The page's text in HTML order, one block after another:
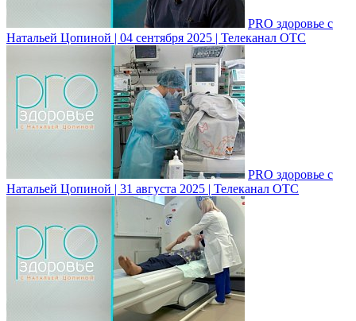
PRO здоровье с
Натальей Цопиной | 04 сентября 2025 | Телеканал ОТС
PRO здоровье с
Натальей Цопиной | 31 августа 2025 | Телеканал ОТС